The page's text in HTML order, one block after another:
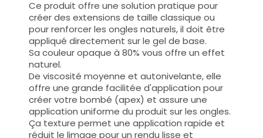
Ce produit offre une solution pratique pour
créer des extensions de taille classique ou
pour renforcer les ongles naturels, il doit être
appliqué directement sur le gel de base.
Sa couleur opaque à 80% vous offre un effet
naturel.
De viscosité moyenne et autonivelante, elle
offre une grande facilitée d'application pour
créer votre bombé (apex) et assure une
application uniforme du produit sur les ongles.
Ça texture permet une application rapide et
réduit le limage pour un rendu lisse et